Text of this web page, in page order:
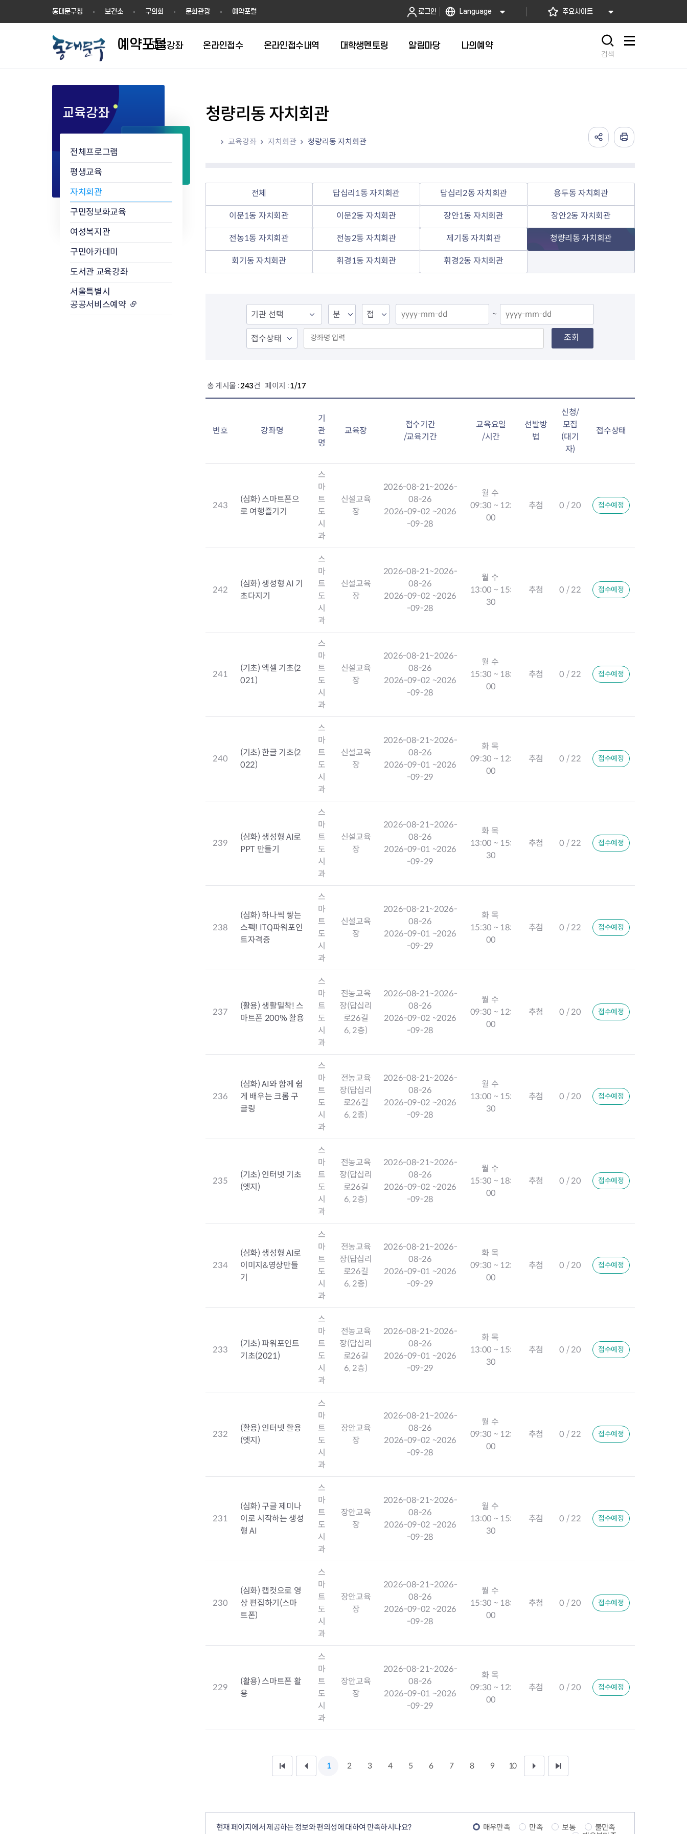
동대문구청 보건소 구의회 문화관광 예약포털 로그인 Language 주요사이트
예약포털교육강좌
평생학습관
동네배움터
전체
답십리2동 자치회관
이문2동 자치회관
장안1동 자치회관
장안2동 자치회관
전농1동 자치회관
전농2동 자치회관
제기동 자치회관
청량리동 자치회관
회기동 자치회관
온라인접수 온라인접수내역 대학생멘토링 알림마당 나의예약
검색
사이트맵
교육강좌
전체프로그램
평생교육
자치회관
구민정보화교육
여성복지관
구민아카데미
도서관 교육강좌
서울특별시
공공서비스예약
청량리동 자치회관
교육강좌 자치회관 청량리동 자치회관
전체 답십리1동 자치회관 답십리2동 자치회관 용두동 자치회관
이문1동 자치회관 이문2동 자치회관 장안1동 자치회관 장안2동 자치회관
전농1동 자치회관 전농2동 자치회관 제기동 자치회관 청량리동 자치회관
회기동 자치회관 휘경1동 자치회관 휘경2동 자치회관
~
조회
총 게시물 :243건 페이지 :1/17
번호 강좌명
기
관
명
교육장
접수기간
/교육기간
교육요일
/시간
선발방
법
신청/
모집
(대기
자)
접수상태
243
(심화) 스마트폰으
로 여행즐기기
스
마
트
도
시
과
신설교육
장
2026-08-21~2026-
08-26
2026-09-02 ~2026
-09-28
월 수
09:30 ~ 12:
00
추첨 0 / 20 접수예정
242
(심화) 생성형 AI 기
초다지기
스
마
트
도
시
과
신설교육
장
2026-08-21~2026-
08-26
2026-09-02 ~2026
-09-28
월 수
13:00 ~ 15:
30
추첨 0 / 22 접수예정
241
(기초) 엑셀 기초(2
021)
스
마
트
도
시
과
신설교육
장
2026-08-21~2026-
08-26
2026-09-02 ~2026
-09-28
월 수
15:30 ~ 18:
00
추첨 0 / 22 접수예정
240
(기초) 한글 기초(2
022)
스
마
트
도
시
과
신설교육
장
2026-08-21~2026-
08-26
2026-09-01 ~2026
-09-29
화 목
09:30 ~ 12:
00
추첨 0 / 22 접수예정
239
(심화) 생성형 AI로
PPT 만들기
스
마
트
도
시
과
신설교육
장
2026-08-21~2026-
08-26
2026-09-01 ~2026
-09-29
화 목
13:00 ~ 15:
30
추첨 0 / 22 접수예정
238
(심화) 하나씩 쌓는
스펙! ITQ파워포인
트자격증
스
마
트
도
시
과
신설교육
장
2026-08-21~2026-
08-26
2026-09-01 ~2026
-09-29
화 목
15:30 ~ 18:
00
추첨 0 / 22 접수예정
237
(활용) 생활밀착! 스
마트폰 200% 활용
스
마
트
도
시
과
전농교육
장(답십리
로26길
6, 2층)
2026-08-21~2026-
08-26
2026-09-02 ~2026
-09-28
월 수
09:30 ~ 12:
00
추첨 0 / 20 접수예정
236
(심화) AI와 함께 쉽
게 배우는 크롬 구
글링
스
마
트
도
시
과
전농교육
장(답십리
로26길
6, 2층)
2026-08-21~2026-
08-26
2026-09-02 ~2026
-09-28
월 수
13:00 ~ 15:
30
추첨 0 / 20 접수예정
235
(기초) 인터넷 기초
(엣지)
스
마
트
도
시
과
전농교육
장(답십리
로26길
6, 2층)
2026-08-21~2026-
08-26
2026-09-02 ~2026
-09-28
월 수
15:30 ~ 18:
00
추첨 0 / 20 접수예정
234
(심화) 생성형 AI로
이미지&영상만들
기
스
마
트
도
시
과
전농교육
장(답십리
로26길
6, 2층)
2026-08-21~2026-
08-26
2026-09-01 ~2026
-09-29
화 목
09:30 ~ 12:
00
추첨 0 / 20 접수예정
233
(기초) 파워포인트
기초(2021)
스
마
트
도
시
과
전농교육
장(답십리
로26길
6, 2층)
2026-08-21~2026-
08-26
2026-09-01 ~2026
-09-29
화 목
13:00 ~ 15:
30
추첨 0 / 20 접수예정
232
(활용) 인터넷 활용
(엣지)
스
마
트
도
시
과
장안교육
장
2026-08-21~2026-
08-26
2026-09-02 ~2026
-09-28
월 수
09:30 ~ 12:
00
추첨 0 / 22 접수예정
231
(심화) 구글 제미나
이로 시작하는 생성
형 AI
스
마
트
도
시
과
장안교육
장
2026-08-21~2026-
08-26
2026-09-02 ~2026
-09-28
월 수
13:00 ~ 15:
30
추첨 0 / 22 접수예정
230
(심화) 캡컷으로 영
상 편집하기(스마
트폰)
스
마
트
도
시
과
장안교육
장
2026-08-21~2026-
08-26
2026-09-02 ~2026
-09-28
월 수
15:30 ~ 18:
00
추첨 0 / 20 접수예정
229
(활용) 스마트폰 활
용
스
마
트
도
시
과
장안교육
장
2026-08-21~2026-
08-26
2026-09-01 ~2026
-09-29
화 목
09:30 ~ 12:
00
추첨 0 / 20 접수예정
처
이 0
1 2 3 4 5 6 7 8 9 10
0
끝
지
현재 페이지에서 제공하는 정보와 편의성에 대하여 만족하시나요? 매우만족 만족 보통
불만족